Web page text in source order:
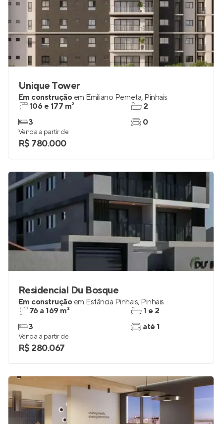
Unique Tower
Em construção em Emiliano Perneta, Pinhais
106 e 177 m²
3
2
0
Venda a partir de
R$ 780.000
Residencial Du Bosque
Em construção em Estância Pinhais, Pinhais
76 a 169 m²
3
1 e 2
até 1
Venda a partir de
R$ 280.067